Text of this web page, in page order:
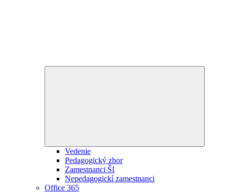
Vedenie
Pedagogický zbor
Zamestnanci ŠI
Nepedagogickí zamestnanci
Office 365